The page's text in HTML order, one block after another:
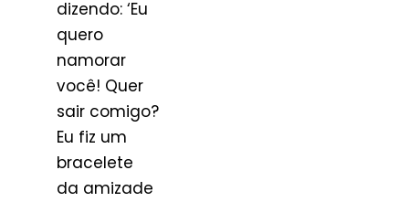
dizendo: ‘Eu
quero
namorar
você! Quer
sair comigo?
Eu fiz um
bracelete
da amizade